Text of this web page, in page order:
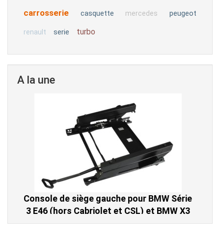
carrosserie casquette mercedes peugeot
renault serie turbo
A la une
Console de siège gauche pour BMW Série
3 E46 (hors Cabriolet et CSL) et BMW X3
E83 (2004-2010)